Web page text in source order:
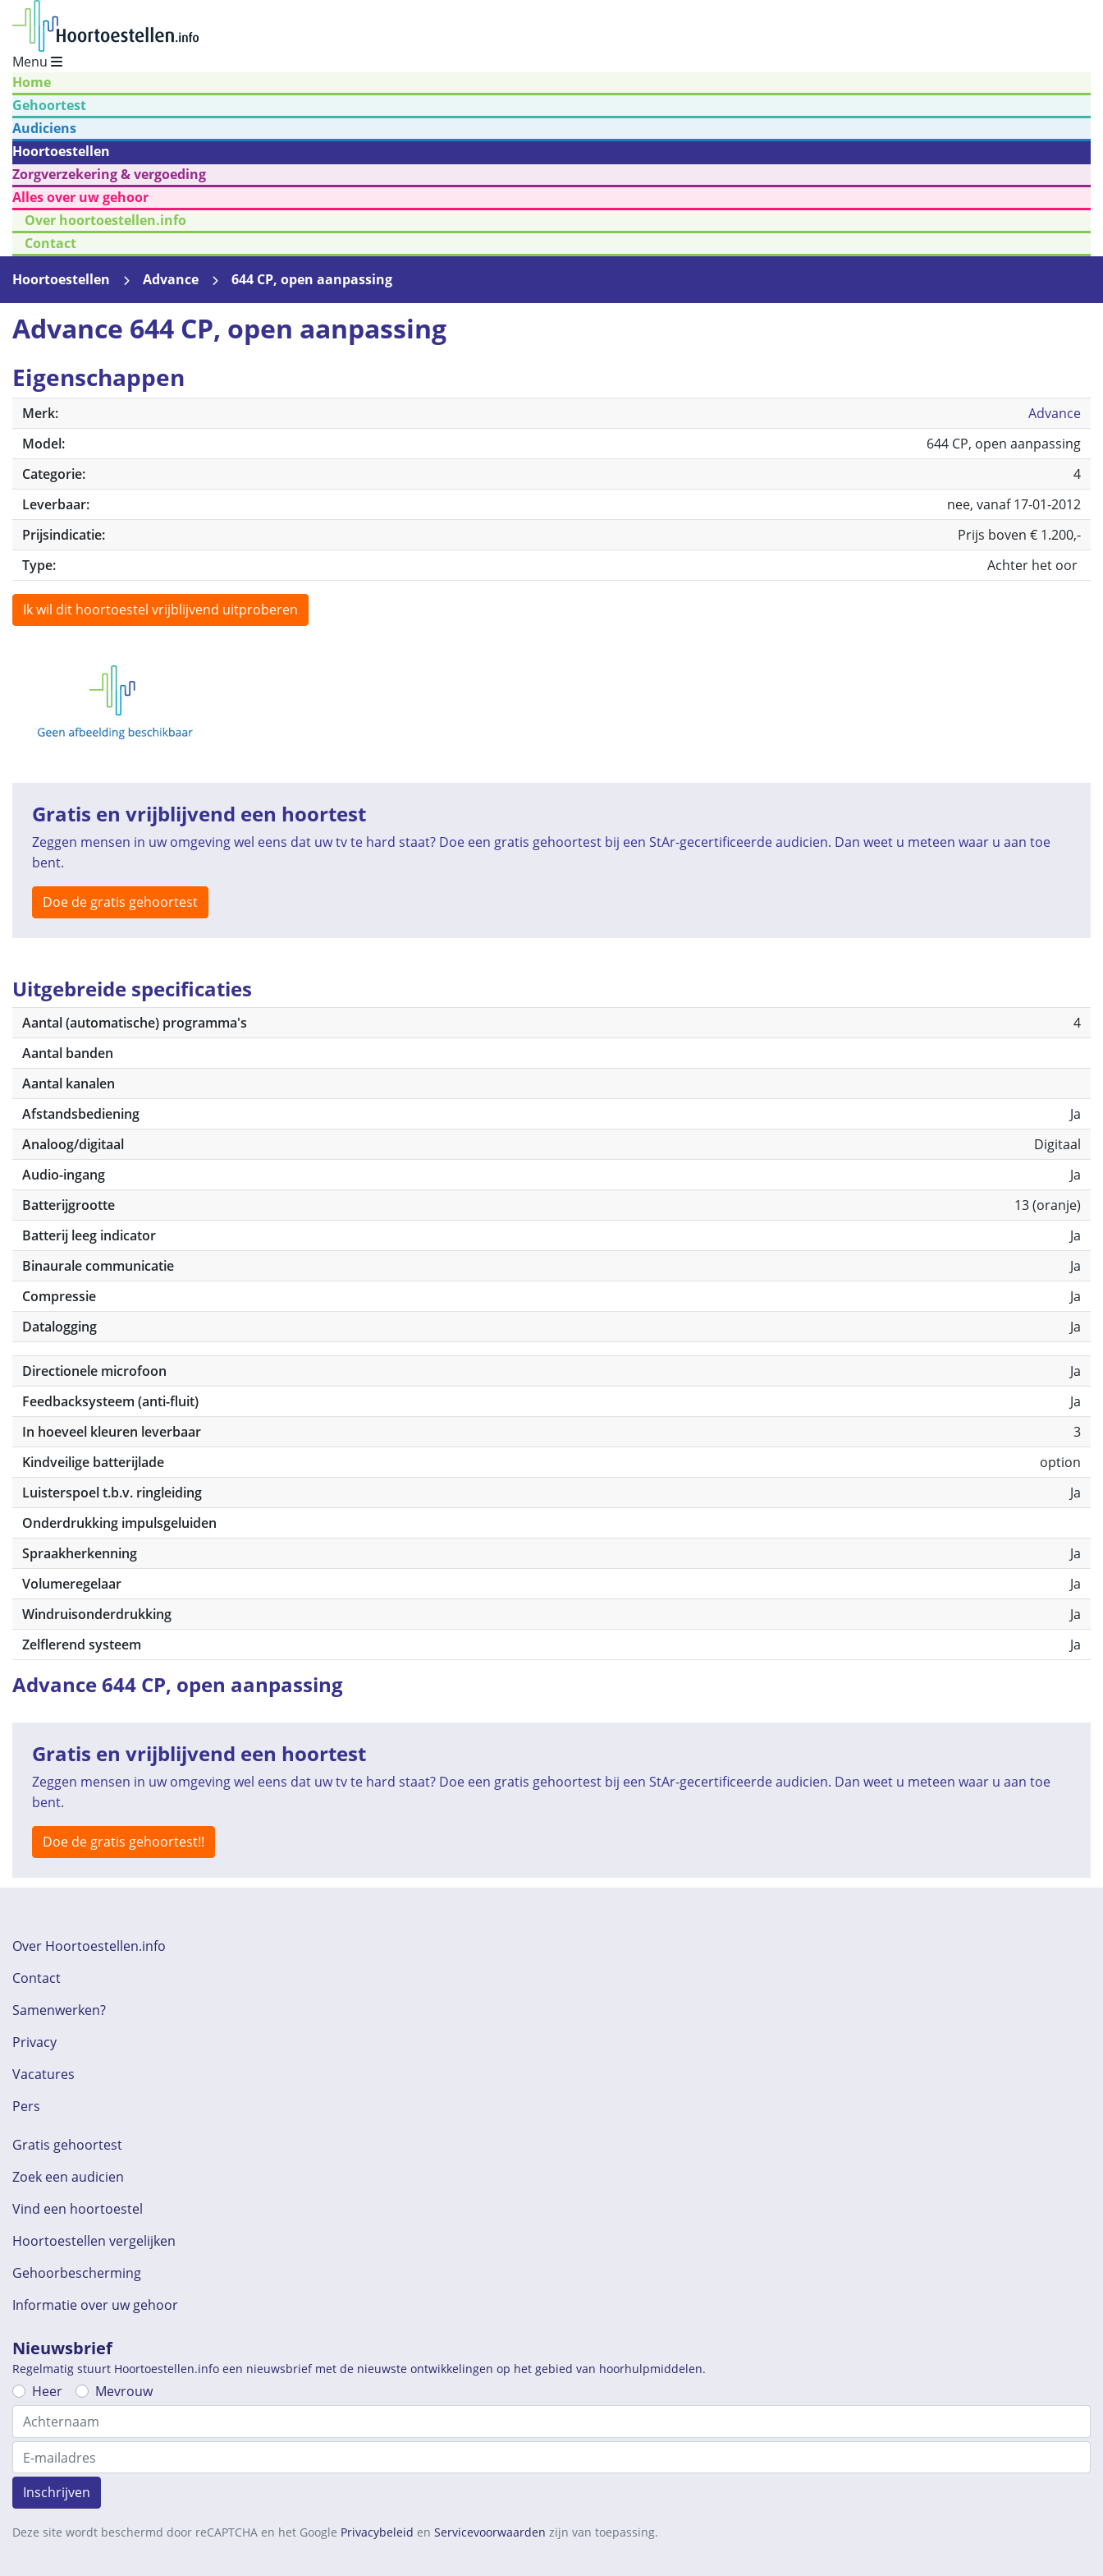
Menu
Home
Gehoortest
Audiciens
Hoortoestellen
Zorgverzekering & vergoeding
Alles over uw gehoor
Over hoortoestellen.info
Contact
Hoortoestellen
Advance 644 CP, open aanpassing
Advance 644 CP, open aanpassing
Eigenschappen
Merk:
Advance
Model:
644 CP, open aanpassing
Categorie:
4
Leverbaar:
nee, vanaf 17-01-2012
Prijsindicatie:
Prijs boven € 1.200,-
Type:
Achter het oor
Ik wil dit hoortoestel vrijblijvend uitproberen
Gratis en vrijblijvend een hoortest
Zeggen mensen in uw omgeving wel eens dat uw tv te hard staat? Doe een gratis gehoortest bij een StAr-gecertificeerde audicien. Dan weet u meteen waar u aan toe
bent.
Doe de gratis gehoortest
Uitgebreide specificaties
Aantal (automatische) programma's
4
Aantal banden
Aantal kanalen
Afstandsbediening
Ja
Analoog/digitaal
Digitaal
Audio-ingang
Ja
Batterijgrootte
13 (oranje)
Batterij leeg indicator
Ja
Binaurale communicatie
Ja
Compressie
Ja
Datalogging
Ja
Directionele microfoon
Ja
Feedbacksysteem (anti-fluit)
Ja
In hoeveel kleuren leverbaar
3
Kindveilige batterijlade
option
Luisterspoel t.b.v. ringleiding
Ja
Onderdrukking impulsgeluiden
Spraakherkenning
Ja
Volumeregelaar
Ja
Windruisonderdrukking
Ja
Zelflerend systeem
Ja
Advance 644 CP, open aanpassing
Gratis en vrijblijvend een hoortest
Zeggen mensen in uw omgeving wel eens dat uw tv te hard staat? Doe een gratis gehoortest bij een StAr-gecertificeerde audicien. Dan weet u meteen waar u aan toe
bent.
Doe de gratis gehoortest!!
Over Hoortoestellen.info
Contact
Samenwerken?
Privacy
Vacatures
Pers
Gratis gehoortest
Zoek een audicien
Vind een hoortoestel
Hoortoestellen vergelijken
Gehoorbescherming
Informatie over uw gehoor
Nieuwsbrief
Regelmatig stuurt Hoortoestellen.info een nieuwsbrief met de nieuwste ontwikkelingen op het gebied van hoorhulpmiddelen.
Heer Mevrouw
Inschrijven
Deze site wordt beschermd door reCAPTCHA en het Google Privacybeleid en Servicevoorwaarden zijn van toepassing.